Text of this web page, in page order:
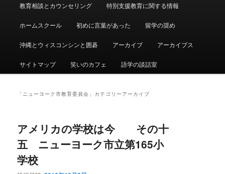
教育相談とカウンセリング 特別支援教育に関する情報
ホームスクール 初めに言葉があった 留学の奨め
沖縄とウィスコンシンと囲碁 アーカイブ アーカイブス
サイトマップ 笑いのカフェ 語学の談話室
「 ニューヨーク市教育委員会 」カテゴリーアーカイブ
アメリカの学校は今 その十
五 ニューヨーク市立第165小
学校